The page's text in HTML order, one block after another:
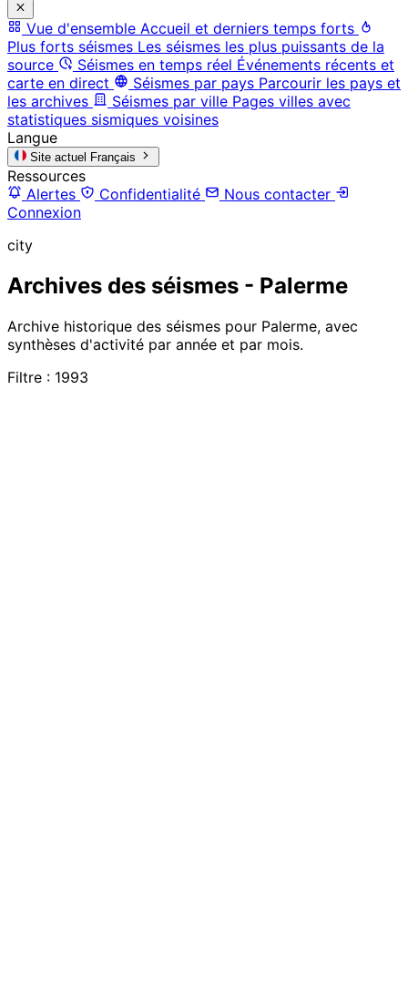
Vue d'ensemble Accueil et derniers temps forts
Plus forts séismes Les séismes les plus puissants de la
source
Séismes en temps réel Événements récents et
carte en direct
Séismes par pays Parcourir les pays et
les archives
Séismes par ville Pages villes avec
statistiques sismiques voisines
Langue
Site actuel Français
Ressources
Alertes
Confidentialité
Nous contacter
Connexion
city
Archives des séismes - Palerme
Archive historique des séismes pour Palerme, avec
synthèses d'activité par année et par mois.
Filtre : 1993